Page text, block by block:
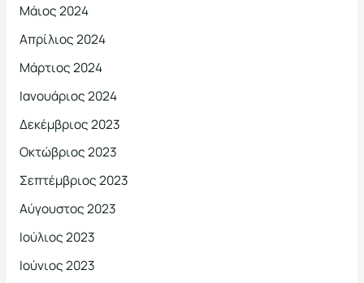
Μάιος 2024
Απρίλιος 2024
Μάρτιος 2024
Ιανουάριος 2024
Δεκέμβριος 2023
Οκτώβριος 2023
Σεπτέμβριος 2023
Αύγουστος 2023
Ιούλιος 2023
Ιούνιος 2023